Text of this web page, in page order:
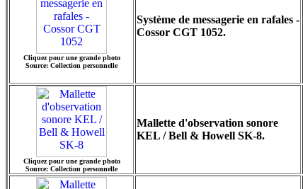
Cliquez pour une grande photo
Source: Collection personnelle
Système de messagerie en rafales -
Cossor CGT 1052.
Cliquez pour une grande photo
Source: Collection personnelle
Mallette d'observation sonore
KEL / Bell & Howell SK-8.